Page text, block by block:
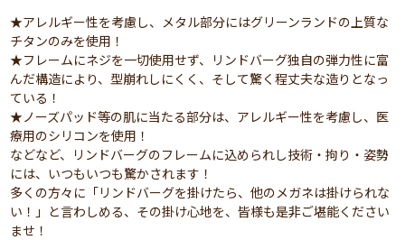
★アレルギー性を考慮し、メタル部分にはグリーンランドの上質な
チタンのみを使用！
★フレームにネジを一切使用せず、リンドバーグ独自の弾力性に富
んだ構造により、型崩れしにくく、そして驚く程丈夫な造りとなっ
ている！
★ノーズパッド等の肌に当たる部分は、アレルギー性を考慮し、医
療用のシリコンを使用！
などなど、リンドバーグのフレームに込められし技術・拘り・姿勢
には、いつもいつも驚かされます！
多くの方々に「リンドバーグを掛けたら、他のメガネは掛けられな
い！」と言わしめる、その掛け心地を、皆様も是非ご堪能ください
ませ！